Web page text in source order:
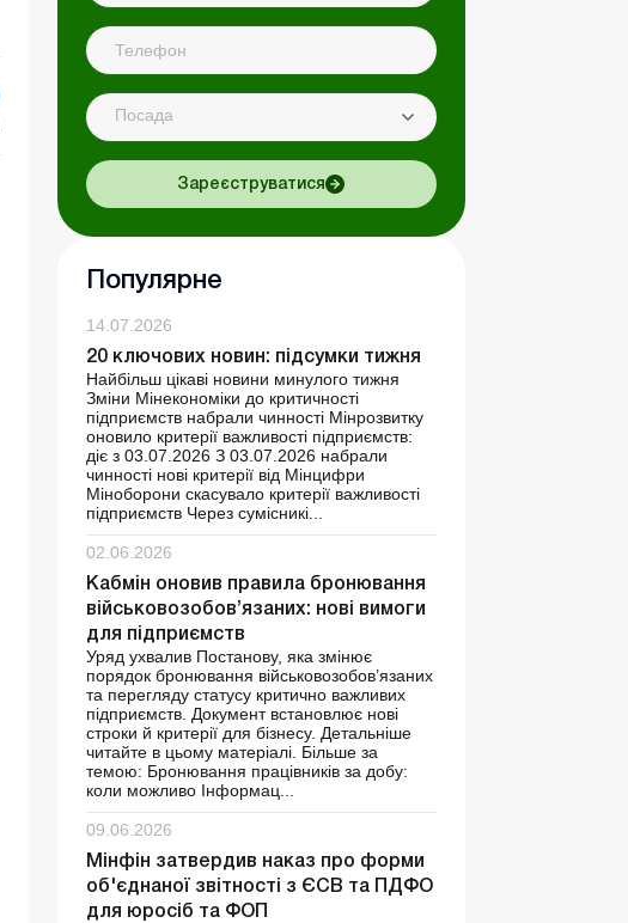
Посада
Зареєструватися
Популярне
14.07.2026
20 ключових новин: підсумки тижня
Найбільш цікаві новини минулого тижня
Зміни Мінекономіки до критичності
підприємств набрали чинності Мінрозвитку
оновило критерії важливості підприємств:
діє з 03.07.2026 З 03.07.2026 набрали
чинності нові критерії від Мінцифри
Міноборони скасувало критерії важливості
підприємств Через сумісникі...
02.06.2026
Кабмін оновив правила бронювання
військовозобов’язаних: нові вимоги
для підприємств
Уряд ухвалив Постанову, яка змінює
порядок бронювання військовозобов’язаних
та перегляду статусу критично важливих
підприємств. Документ встановлює нові
строки й критерії для бізнесу. Детальніше
читайте в цьому матеріалі. Більше за
темою: Бронювання працівників за добу:
коли можливо Інформац...
09.06.2026
Мінфін затвердив наказ про форми
об'єднаної звітності з ЄСВ та ПДФО
для юросіб та ФОП